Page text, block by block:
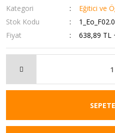
Kategori
Eğitici ve
Stok Kodu
Fiyat
638,89 TL